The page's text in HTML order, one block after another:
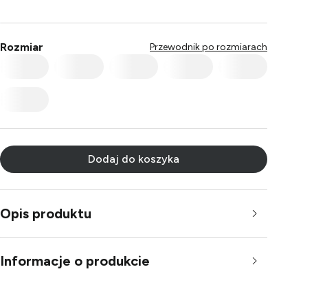
Rozmiar Przewodnik po rozmiarach
Dodaj do koszyka
Opis produktu
Informacje o produkcie